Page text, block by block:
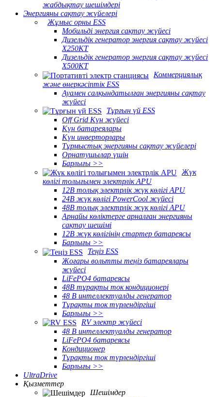
жабдықтау шешімдері
Энергияны сақтау жүйелері
Жұмыс орны ESS
Мобильді энергия сақтау жүйесі
Дизельдік генератор энергия сақтау жүйесі
X250KT
Дизельдік генератор энергия сақтау жүйесі
X500KT
Коммерциялық
және өнеркәсіптік ESS
Ауамен салқындатылған энергияны сақтау
жүйесі
Тұрғын үй ESS
Off Grid Күн жүйесі
Күн батареялары
Күн инверторлары
Тұрмыстық энергияны сақтау жүйелері
Орнатушылар үшін
Барлығы >>
Жүк
көлігі толығымен электрлік APU
12В толық электрлік жүк көлігі APU
24В жүк көлігі PowerCool жүйесі
48В толық электрлік жүк көлігі APU
Арнайы көліктерге арналған энергияны
сақтау шешімі
12В жүк көлігінің стартер батареясы
Барлығы >>
Теңіз ESS
Жоғары вольтты теңіз батареялары
жүйесі
LiFePO4 батареясы
48В тұрақты ток кондиционері
48 В интеллектуалды генератор
Тұрақты ток түрлендіргіші
Барлығы >>
RV электр жүйесі
48 В интеллектуалды генератор
LiFePO4 батареясы
Кондиционер
Тұрақты ток түрлендіргіші
Барлығы >>
UltraDrive
Қызметтер
Шешімдер